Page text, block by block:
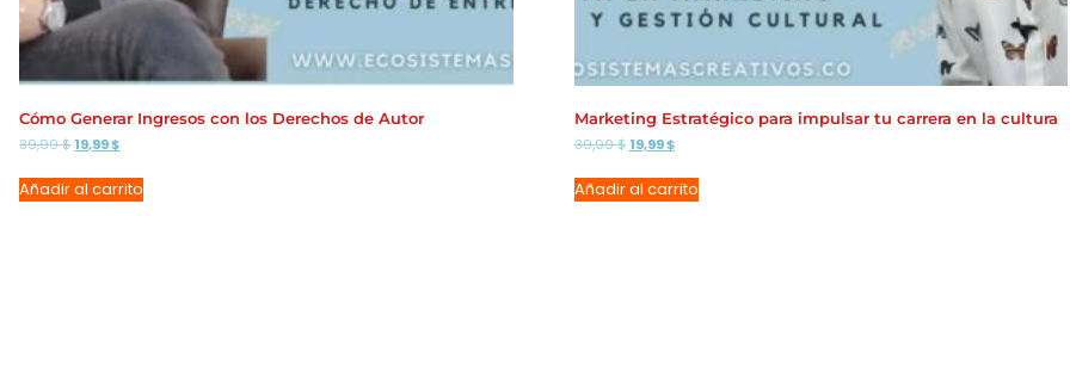
Cómo Generar Ingresos con los Derechos de Autor
39,99$ El
original
era:
19,99$El
actual
es:
Añadir al carrito
Marketing Estratégico para impulsar tu carrera en la cultura
39,99$ El
original
era:
19,99$El
actual
es:
Añadir al carrito